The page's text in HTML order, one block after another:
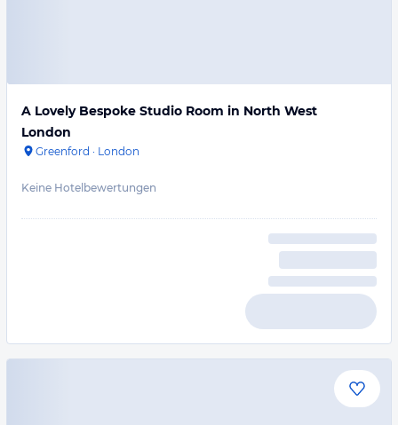
A Lovely Bespoke Studio Room in North West
London
Greenford · London
Keine Hotelbewertungen